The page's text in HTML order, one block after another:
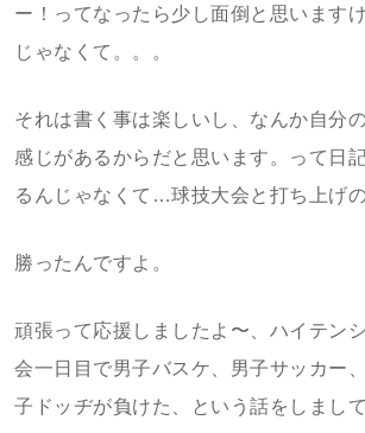
ー！ってなったら少し面倒と思います
じゃなくて。。。
それは書く事は楽しいし、なんか自分
感じがあるからだと思います。って日
るんじゃなくて…球技大会と打ち上げの
勝ったんですよ。
頑張って応援しましたよ〜、ハイテン
会一日目で男子バスケ、男子サッカー
子ドッヂが負けた、という話をしまし